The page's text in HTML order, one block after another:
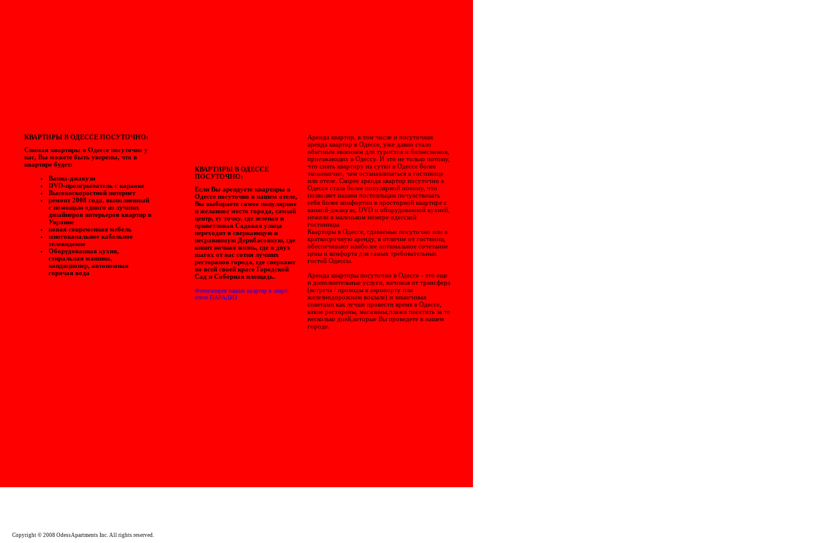
КВАРТИРЫ В ОДЕССЕ ПОСУТОЧНО:
Снимая квартиры в Одессе посуточно у
нас, Вы можете быть уверены, что в
квартире будет:
Ванна-джакузи
DVD-проигрыватель с караоке
Высокоскоростной интернет
ремонт 2008 года, выполненный
с помощью одного из лучших
дизайнеров интерьеров квартир в
Украине
новая современная мебель
многоканальное кабельное
телевидение
Оборудованная кухня,
стиральная машина,
кондиционер, автономная
горячая вода
КВАРТИРЫ В ОДЕССЕ
ПОСУТОЧНО:
Если Вы арендуете квартиры в
Одессе посуточно в нашем отеле,
Вы выбираете самое популярное
и желанное место города, самый
центр, ту точку, где зеленая и
приветливая Садовая улица
переходит в сверкающую и
несравнимую Дерибасовкую, где
кипит ночная жизнь, где в двух
шагах от вас сотня лучших
ресторанов города, где сверкают
во всей своей красе Городской
Сад и Соборная площадь.
Фотогалерея наших квартир в апарт-
отеле ПАРАДИЗ
Аренда квартир, в том числе и посуточная
аренда квартир в Одессе, уже давно стало
обычным явлением для туристов и бизнесменов,
приезжающих в Одессу. И это не только потому,
что снять квартиру на сутки в Одессе более
экономично, чем останавливаться в гостинице
или отеле. Скорее аренда квартир посуточно в
Одессе стала более популярной потому, что
позволяет нашим постояльцам почувствовать
себя более комфортно в просторной квартире с
ванной-джакузи, DVD и оборудованной кухней,
нежели в маленьком номере одесской
гостиницы.
Квартиры в Одессе, сдаваемые посуточно или в
краткосрочную аренду, в отличие от гостиниц,
обеспечивают наиболее оптимальное сочетание
цены и комфорта для самых требовательных
гостей Одессы.
Аренда квартиры посуточно в Одессе - это еще
и дополнительные услуги, начиная от трансфера
(встреча / проводы в аэропорту или
железнодорожном вокзале) и заканчивая
советами как лучше провести время в Одессе,
какие рестораны, магазины,пляжи посетить за те
несколько дней,которые Вы проведете в нашем
городе.
Copyright © 2008 OdessApartments Inc. All rights reserved.